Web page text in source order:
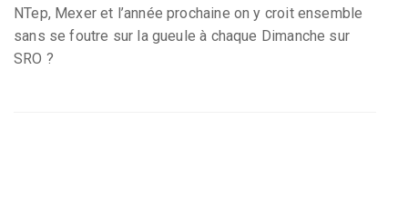
NTep, Mexer et l’année prochaine on y croit ensemble
sans se foutre sur la gueule à chaque Dimanche sur
SRO ?